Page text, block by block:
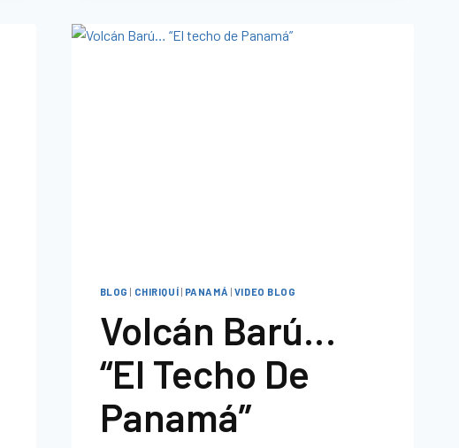
BLOG | CHIRIQUÍ | PANAMÁ | VIDEO BLOG
Volcán Barú…
“El Techo De
Panamá”